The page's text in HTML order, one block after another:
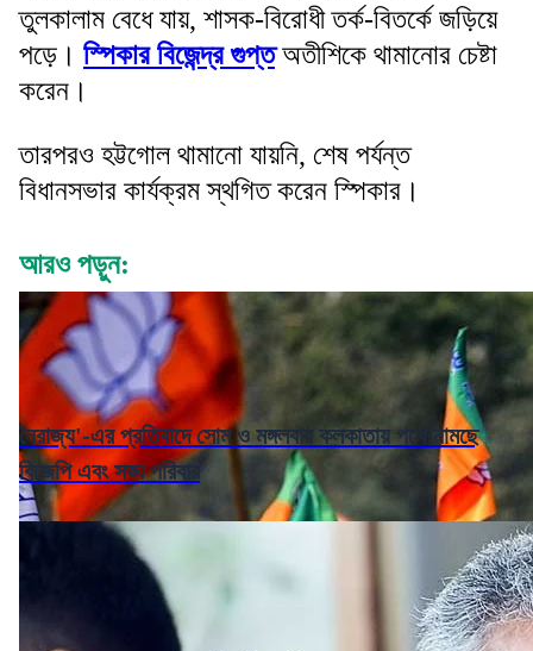
তুলকালাম বেধে যায়, শাসক-বিরোধী তর্ক-বিতর্কে জড়িয়ে
পড়ে। স্পিকার বিজেন্দ্র গুপ্ত অতীশিকে থামানোর চেষ্টা
করেন।
তারপরও হট্টগোল থামানো যায়নি, শেষ পর্যন্ত
বিধানসভার কার্যক্রম স্থগিত করেন স্পিকার।
আরও পড়ুন:
নৈরাজ্য'-এর প্রতিবাদে সোম ও মঙ্গলবার কলকাতায় পথে নামছে
বিজেপি এবং সঙ্ঘ পরিবার